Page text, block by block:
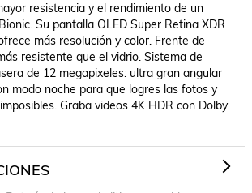
resistencia y el rendimiento de un
Su pantalla OLED Super Retina XDR
más resolución y color. Frente de
resistente que el vidrio. Sistema de
de 12 megapixeles: ultra gran angular
modo noche para que logres las fotos y
Graba videos 4K HDR con Dolby